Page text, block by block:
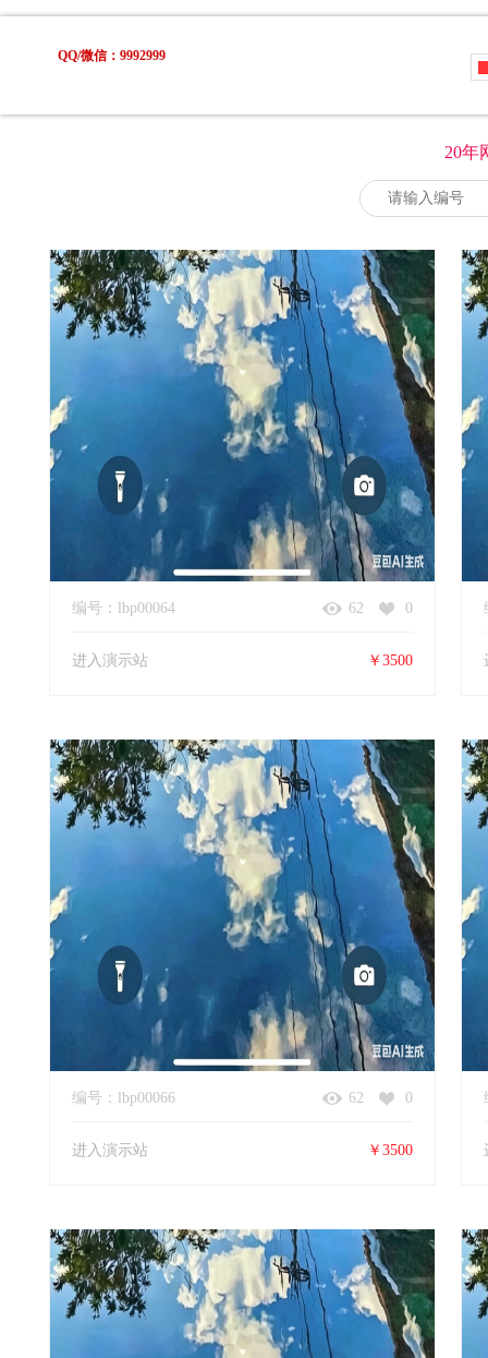
QQ/微信：9992999
20年
编号：lbp00064 62 0
进入演示站 ￥3500
编号：lbp00066 62 0
进入演示站 ￥3500